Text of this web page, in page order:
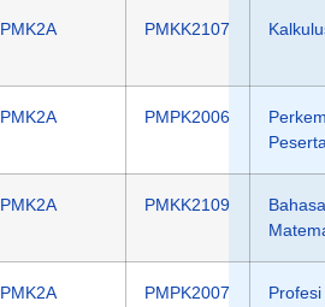
PMK2A PMKK2107
PMK2A PMPK2006
PMK2A PMKK2109
PMK2A PMPK2007
Profesi